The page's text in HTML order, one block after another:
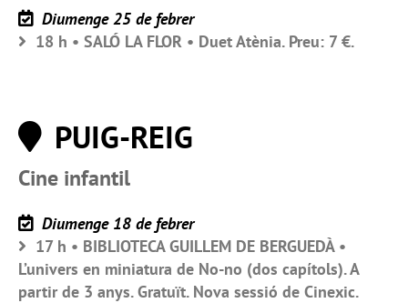
Diumenge 25 de febrer
18 h • SALÓ LA FLOR • Duet Atènia. Preu: 7 €.
PUIG-REIG
Cine infantil
Diumenge 18 de febrer
17 h • BIBLIOTECA GUILLEM DE BERGUEDÀ •
L’univers en miniatura de No-no (dos capítols). A
partir de 3 anys. Gratuït. Nova sessió de Cinexic.